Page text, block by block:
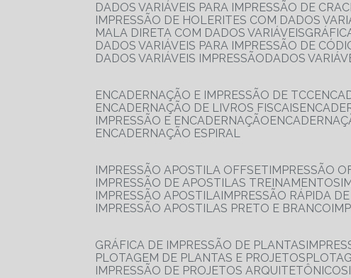
DADOS VARIÁVEIS PARA IMPRESSÃO DE
IMPRESSÃO DE HOLERITES COM DADOS
MALA DIRETA COM DADOS VARIÁVEIS
DADOS VARIÁVEIS PARA IMPRESSÃO DE
DADOS VARIÁVEIS IMPRESSÃO
DADOS
ENCADERNAÇÃO E IMPRESSÃO DE TCC
ENCADERNAÇÃO DE LIVROS FISCAIS
IMPRESSÃO E ENCADERNAÇÃO
ENCADERNAÇÃO ESPIRAL
IMPRESSÃO APOSTILA OFFSET IMPRESSÃO
IMPRESSÃO DE APOSTILAS TREINAMENTOS
IMPRESSÃO APOSTILA IMPRESSÃO RÁPIDA
IMPRESSÃO APOSTILAS PRETO E BRANCO
GRÁFICA DE IMPRESSÃO DE PLANTAS
PLOTAGEM DE PLANTAS E PROJETOS
IMPRESSÃO DE PROJETOS ARQUITETÔNICOS